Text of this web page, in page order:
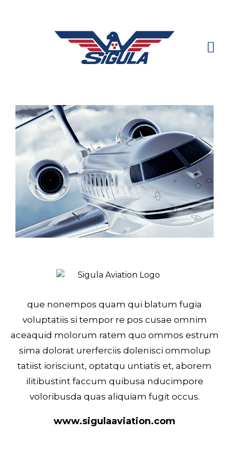
que nonempos quam qui blatum fugia
voluptatiis si tempor re pos cusae omnim
aceaquid molorum ratem quo ommos estrum
sima dolorat urerferciis dolenisci ommolup
tatiist iorisciunt, optatqu untiatis et, aborem
ilitibustint faccum quibusa nducimpore
voloribusda quas aliquiam fugit occus.
www.sigulaaviation.com